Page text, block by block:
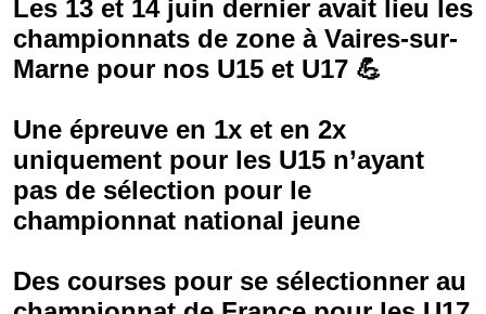
Les 13 et 14 juin dernier avait lieu les
championnats de zone à Vaires-sur-
Marne pour nos U15 et U17 💪
Une épreuve en 1x et en 2x
uniquement pour les U15 n’ayant
pas de sélection pour le
championnat national jeune
Des courses pour se sélectionner au